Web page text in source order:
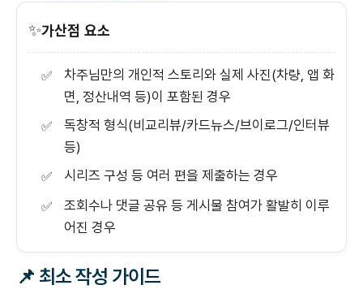
✨가산점 요소
✅
차주님만의 개인적 스토리와 실제 사진(차량, 앱 화
면, 정산내역 등)이 포함된 경우
✅
독창적 형식(비교리뷰/카드뉴스/브이로그/인터뷰
등)
✅ 시리즈 구성 등 여러 편을 제출하는 경우
✅
조회수나 댓글 공유 등 게시물 참여가 활발히 이루
어진 경우
📌 최소 작성 가이드